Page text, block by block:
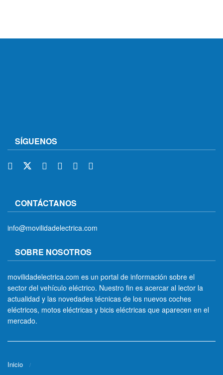
SÍGUENOS
CONTÁCTANOS
info@movilidadelectrica.com
SOBRE NOSOTROS
movilidadelectrica.com es un portal de información sobre el
sector del vehículo eléctrico. Nuestro fin es acercar al lector la
actualidad y las novedades técnicas de los nuevos coches
eléctricos, motos eléctricas y bicis eléctricas que aparecen en el
mercado.
Inicio